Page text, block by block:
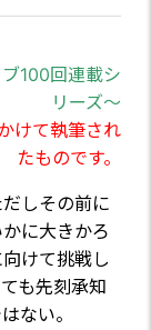
100回連載シ
リーズ～
けて執筆され
たものです。
しその前に
に大きかろ
けて挑戦し
も先刻承知
ない。